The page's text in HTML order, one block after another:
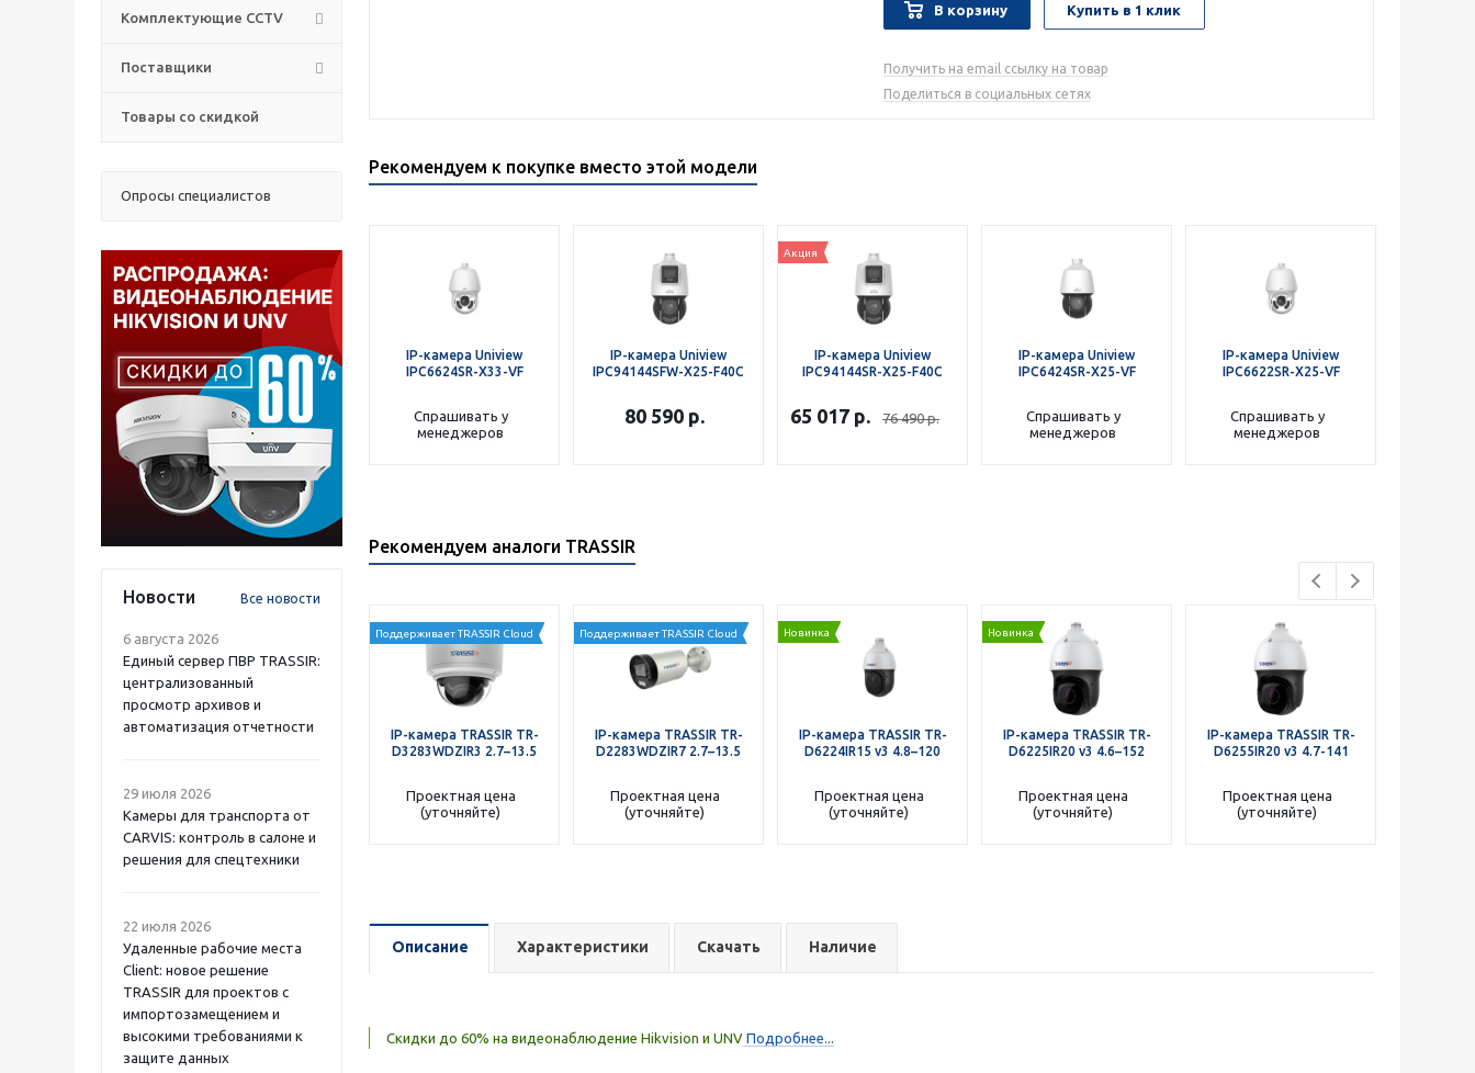
Комплектующие CCTV
Поставщики
Товары со скидкой
Опросы специалистов
Новости Все новости
6 августа 2026
Единый сервер ПВР TRASSIR:
централизованный
просмотр архивов и
автоматизация отчетности
29 июля 2026
Камеры для транспорта от
CARVIS: контроль в салоне и
решения для спецтехники
22 июля 2026
Удаленные рабочие места
Client: новое решение
TRASSIR для проектов с
импортозамещением и
высокими требованиями к
защите данных
В корзину Купить в 1 клик
Получить на email ссылку на товар
Поделиться в социальных сетях
Рекомендуем к покупке вместо этой модели
IP-камера Uniview
IPC6624SR-X33-VF
Спрашивать у
менеджеров
IP-камера Uniview
IPC94144SFW-X25-F40C
80 590 р.
Акция
IP-камера Uniview
IPC94144SR-X25-F40C
65 017 р. 76 490р.
IP-камера Uniview
IPC6424SR-X25-VF
Спрашивать у
менеджеров
IP-камера Uniview
IPC6622SR-X25-VF
Спрашивать у
менеджеров
Рекомендуем аналоги TRASSIR
Поддерживает TRASSIR Cloud
IP-камера TRASSIR TR-
D3283WDZIR3 2.7–13.5
Проектная цена
(уточняйте)
Поддерживает TRASSIR Cloud
IP-камера TRASSIR TR-
D2283WDZIR7 2.7–13.5
Проектная цена
(уточняйте)
Новинка
IP-камера TRASSIR TR-
D6224IR15 v3 4.8–120
Проектная цена
(уточняйте)
Новинка
IP-камера TRASSIR TR-
D6225IR20 v3 4.6–152
Проектная цена
(уточняйте)
IP-камера TRASSIR TR-
D6255IR20 v3 4.7-141
Проектная цена
(уточняйте)
Описание Характеристики Скачать Наличие
Скидки до 60% на видеонаблюдение Hikvision и UNV Подробнее...